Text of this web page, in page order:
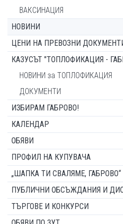
ВАКСИНАЦИЯ
НОВИНИ
ЦЕНИ НА ПРЕВОЗНИ
КАЗУСЪТ "ТОПЛОФИКАЦИЯ -
НОВИНИ за ТОПЛОФИКАЦИЯ
ДОКУМЕНТИ
ИЗБИРАМ ГАБРОВО!
КАЛЕНДАР
ОБЯВИ
ПРОФИЛ НА КУПУВАЧА
„ШАПКА ТИ СВАЛЯМЕ, ГАБРОВО“
ПУБЛИЧНИ ОБСЪЖДАНИЯ И
ТЪРГОВЕ И КОНКУРСИ